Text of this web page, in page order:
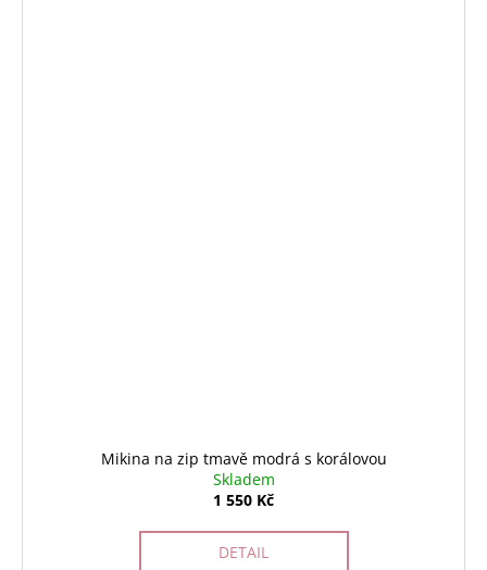
Mikina na zip tmavě modrá s korálovou
Skladem
1 550 Kč
DETAIL